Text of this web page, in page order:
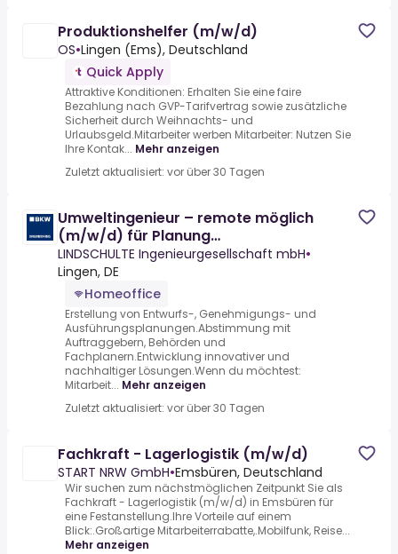
Produktionshelfer (m/w/d)
OS•Lingen (Ems), Deutschland
Quick Apply
Attraktive Konditionen: Erhalten Sie eine faire
Bezahlung nach GVP-Tarifvertrag sowie zusätzliche
Sicherheit durch Weihnachts- und
Urlaubsgeld.Mitarbeiter werben Mitarbeiter: Nutzen Sie
Ihre Kontak... Mehr anzeigen
Zuletzt aktualisiert: vor über 30 Tagen
Umweltingenieur – remote möglich
(m/w/d) für Planung
Siedlungswasserwirtschaft in Meppen
LINDSCHULTE Ingenieurgesellschaft mbH•
Lingen, DE
Homeoffice
Erstellung von Entwurfs-, Genehmigungs- und
Ausführungsplanungen.Abstimmung mit
Auftraggebern, Behörden und
Fachplanern.Entwicklung innovativer und
nachhaltiger Lösungen.Wenn du möchtest:
Mitarbeit... Mehr anzeigen
Zuletzt aktualisiert: vor über 30 Tagen
Fachkraft - Lagerlogistik (m/w/d)
START NRW GmbH•Emsbüren, Deutschland
Wir suchen zum nächstmöglichen Zeitpunkt Sie als
Fachkraft - Lagerlogistik (m/w/d) in Emsbüren für
eine Festanstellung.Ihre Vorteile auf einem
Blick:.Großartige Mitarbeiterrabatte,.Mobilfunk, Reise...
Mehr anzeigen